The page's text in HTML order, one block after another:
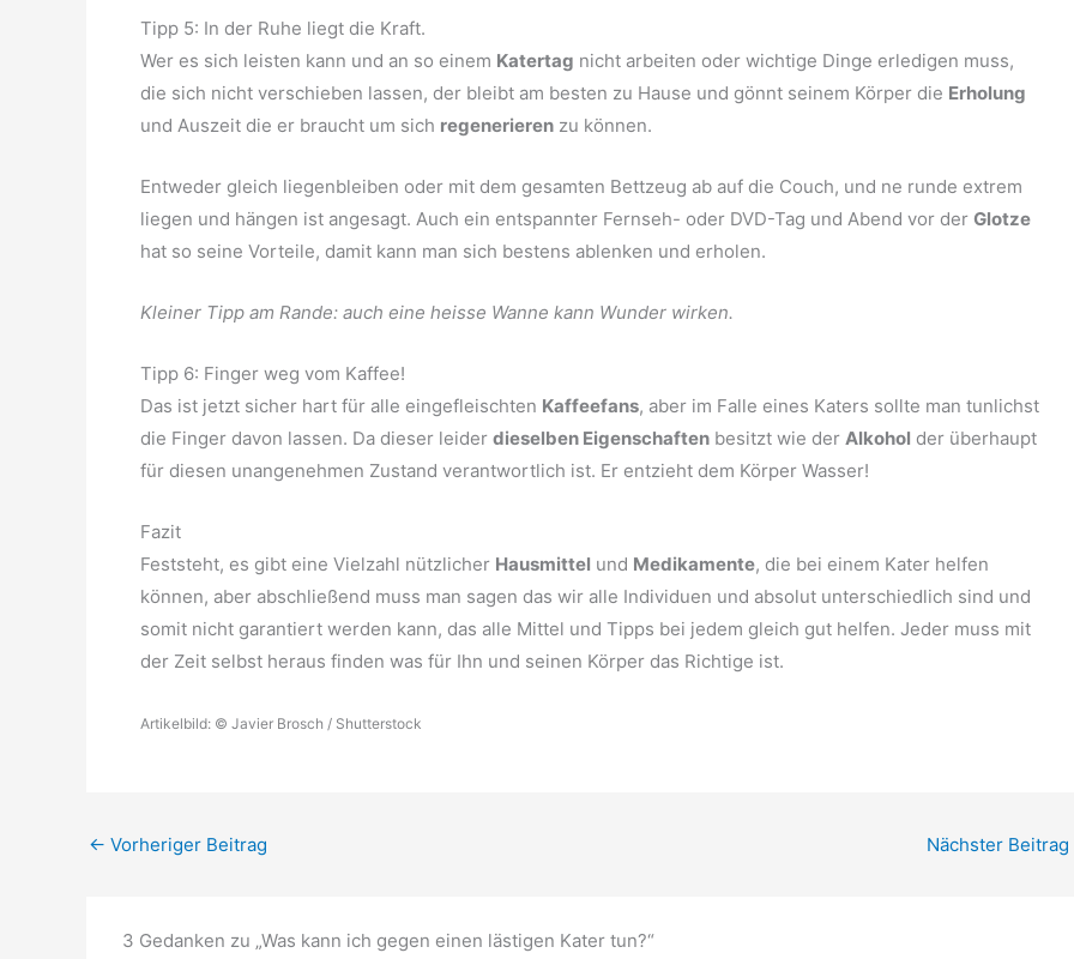
Tipp 5: In der Ruhe liegt die Kraft.
Wer es sich leisten kann und an so einem Katertag nicht arbeiten oder wichtige Dinge erledigen muss,
die sich nicht verschieben lassen, der bleibt am besten zu Hause und gönnt seinem Körper die Erholung
und Auszeit die er braucht um sich regenerieren zu können.
Entweder gleich liegenbleiben oder mit dem gesamten Bettzeug ab auf die Couch, und ne runde extrem
liegen und hängen ist angesagt. Auch ein entspannter Fernseh- oder DVD-Tag und Abend vor der Glotze
hat so seine Vorteile, damit kann man sich bestens ablenken und erholen.
Kleiner Tipp am Rande: auch eine heisse Wanne kann Wunder wirken.
Tipp 6: Finger weg vom Kaffee!
Das ist jetzt sicher hart für alle eingefleischten Kaffeefans, aber im Falle eines Katers sollte man tunlichst
die Finger davon lassen. Da dieser leider dieselben Eigenschaften besitzt wie der Alkohol der überhaupt
für diesen unangenehmen Zustand verantwortlich ist. Er entzieht dem Körper Wasser!
Fazit
Feststeht, es gibt eine Vielzahl nützlicher Hausmittel und Medikamente, die bei einem Kater helfen
können, aber abschließend muss man sagen das wir alle Individuen und absolut unterschiedlich sind und
somit nicht garantiert werden kann, das alle Mittel und Tipps bei jedem gleich gut helfen. Jeder muss mit
der Zeit selbst heraus finden was für Ihn und seinen Körper das Richtige ist.
Artikelbild: © Javier Brosch / Shutterstock
← Vorheriger Beitrag Nächster Beitrag
3 Gedanken zu „Was kann ich gegen einen lästigen Kater tun?“